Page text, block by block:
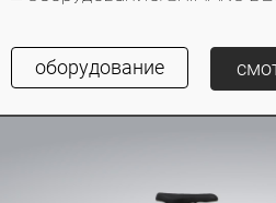
оборудование